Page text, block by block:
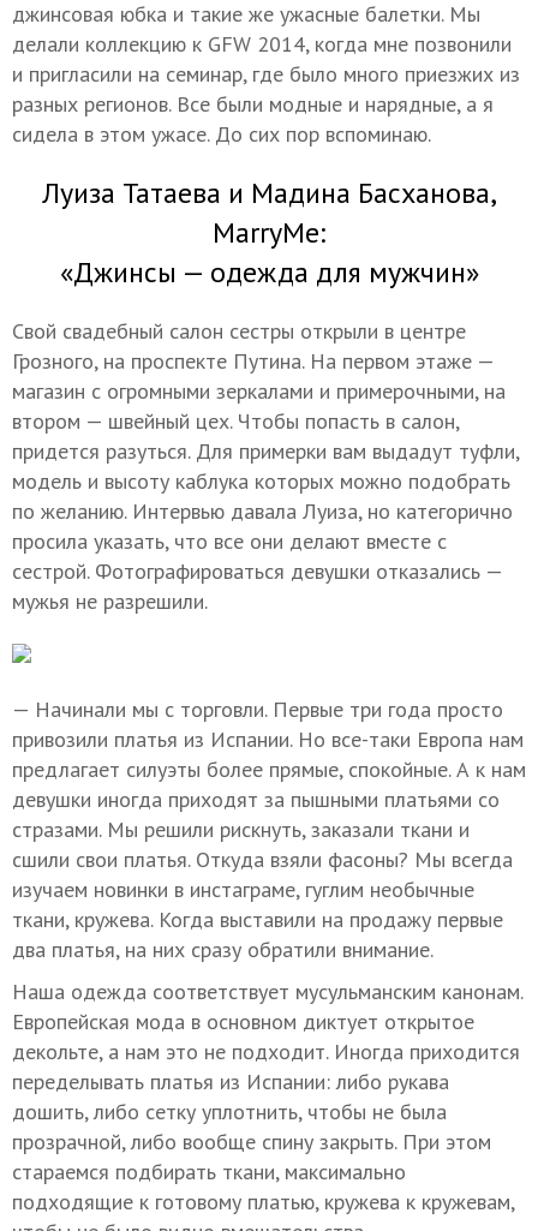
джинсовая юбка и такие же ужасные балетки. Мы
делали коллекцию к GFW 2014, когда мне позвонили
и пригласили на семинар, где было много приезжих из
разных регионов. Все были модные и нарядные, а я
сидела в этом ужасе. До сих пор вспоминаю.
Луиза Татаева и Мадина Басханова,
MarryMe:
«Джинсы — одежда для мужчин»
Свой свадебный салон сестры открыли в центре
Грозного, на проспекте Путина. На первом этаже —
магазин с огромными зеркалами и примерочными, на
втором — швейный цех. Чтобы попасть в салон,
придется разуться. Для примерки вам выдадут туфли,
модель и высоту каблука которых можно подобрать
по желанию. Интервью давала Луиза, но категорично
просила указать, что все они делают вместе с
сестрой. Фотографироваться девушки отказались —
мужья не разрешили.
— Начинали мы с торговли. Первые три года просто
привозили платья из Испании. Но все-таки Европа нам
предлагает силуэты более прямые, спокойные. А к нам
девушки иногда приходят за пышными платьями со
стразами. Мы решили рискнуть, заказали ткани и
сшили свои платья. Откуда взяли фасоны? Мы всегда
изучаем новинки в инстаграме, гуглим необычные
ткани, кружева. Когда выставили на продажу первые
два платья, на них сразу обратили внимание.
Наша одежда соответствует мусульманским канонам.
Европейская мода в основном диктует открытое
декольте, а нам это не подходит. Иногда приходится
переделывать платья из Испании: либо рукава
дошить, либо сетку уплотнить, чтобы не была
прозрачной, либо вообще спину закрыть. При этом
стараемся подбирать ткани, максимально
подходящие к готовому платью, кружева к кружевам,